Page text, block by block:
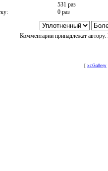
531 раз
0 раз
Комментарии принадлежат
[ xcGallery